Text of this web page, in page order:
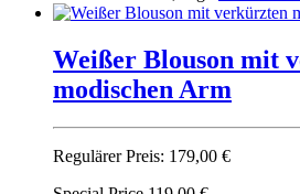
Weißer Blou­son mit
modischen Arm
Regulärer Preis: 179,00 €